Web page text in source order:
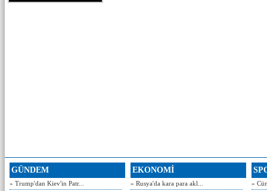
GÜNDEM
» Trump'dan Kiev'in Patr...
EKONOMİ
» Rusya'da kara para akl...
»